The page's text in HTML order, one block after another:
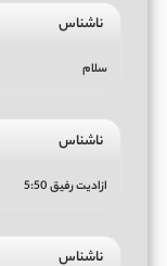
ناشناس
سلام
ناشناس
ازادیت رفیق 5:50
ناشناس